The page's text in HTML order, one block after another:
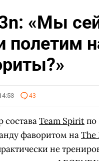
«Мы
полетим
43
Team Spiritпо
фаворитом наThe
не